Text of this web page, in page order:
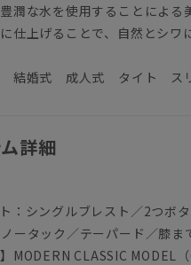
潤な水を使用することによ
仕上げることで、自然とシワ
結婚式 成人式 タイト ス
詳細
：シングルブレスト／2つボ
ータック／テーパード／膝ま
】MODERN CLASSIC MODEL（